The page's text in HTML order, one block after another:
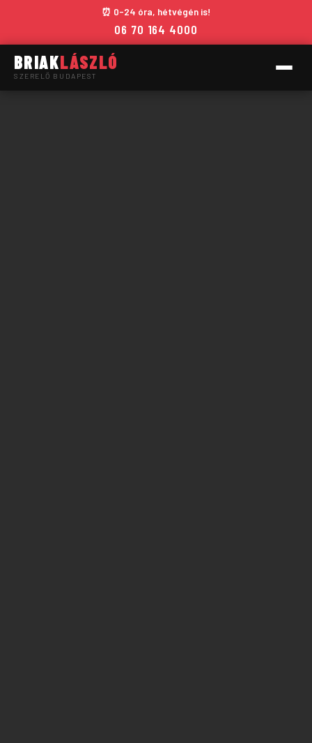
⏰ 0-24 óra, hétvégén is!
06 70 164 4000
BRIAKLÁSZLÓ
SZERELŐ BUDAPEST